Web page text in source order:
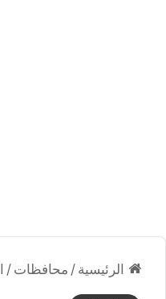
الرئيسية / محافظات /